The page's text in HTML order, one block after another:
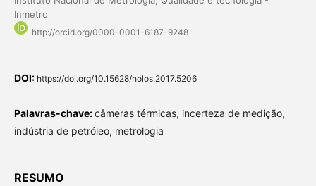
Inmetro
http://orcid.org/0000-0001-6187-9248
DOI: https://doi.org/10.15628/holos.2017.5206
Palavras-chave:câmeras térmicas, incerteza de medição,
indústria de petróleo, metrologia
RESUMO